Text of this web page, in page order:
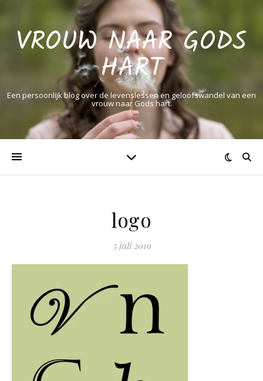
VROUW NAAR GODS
HART
Een persoonlijk blog over de levenslessen en geloofswandel van een
vrouw naar Gods hart.
logo
5 juli 2019